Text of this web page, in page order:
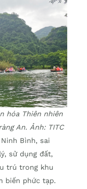
hóa Thiên nhiên
An. Ảnh: TITC
Bình, sai
sử dụng đất,
trú trong khu
biến phức tạp.